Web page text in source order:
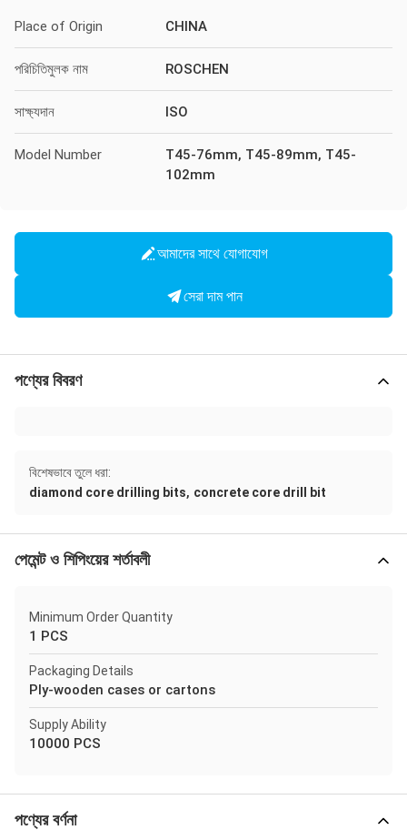
Place of Origin CHINA
পরিচিতিমুলক নাম ROSCHEN
সাক্ষ্যদান ISO
Model Number
T45-76mm, T45-89mm, T45-
102mm
আমাদের সাথে যোগাযোগ
সেরা দাম পান
পণ্যের বিবরণ
বিশেষভাবে তুলে ধরা:
diamond core drilling bits, concrete core drill bit
পেমেন্ট ও শিপিংয়ের শর্তাবলী
Minimum Order Quantity
1 PCS
Packaging Details
Ply-wooden cases or cartons
Supply Ability
10000 PCS
পণ্যের বর্ণনা